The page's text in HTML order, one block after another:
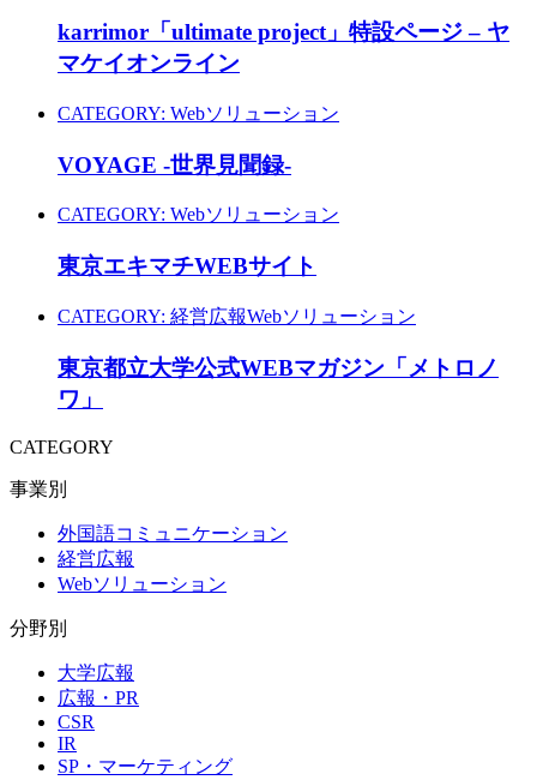
karrimor「ultimate project」特設ページ – ヤ
マケイオンライン
CATEGORY: Webソリューション
VOYAGE -世界見聞録-
CATEGORY: Webソリューション
東京エキマチWEBサイト
CATEGORY: 経営広報Webソリューション
東京都立大学公式WEBマガジン「メトロノ
ワ」
CATEGORY
事業別
外国語コミュニケーション
経営広報
Webソリューション
分野別
大学広報
広報・PR
CSR
IR
SP・マーケティング